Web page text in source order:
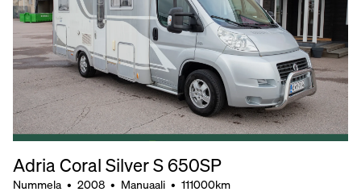
Adria Coral Silver S 650SP
Nummela • 2008 • Manuaali • 111000km